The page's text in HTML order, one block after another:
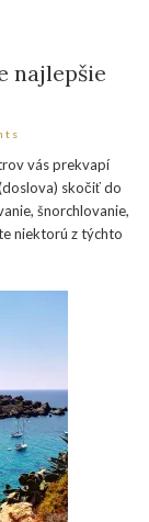
najlepšie
vás prekvapí
skočiť do
šnorchlovanie,
niektorú z týchto